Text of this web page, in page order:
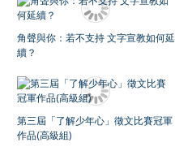
角聲與你：若不支持 文字宣教如何延
續？
第三屆「了解少年心」徵文比賽冠軍
作品(高級組)